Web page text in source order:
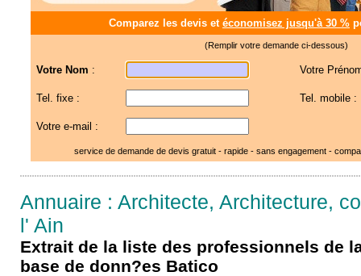
Comparez les devis et économisez jusqu'à 30 %
(Remplir votre demande ci-dessous)
Votre Nom : Votre
Tel. fixe : Tel. mobile :
Votre e-mail :
service de demande de devis gratuit - rapide - sans engagement -
Annuaire : Architecte, Architecture,
l' Ain
Extrait de la liste des professionnels de
base de donn?es Batico